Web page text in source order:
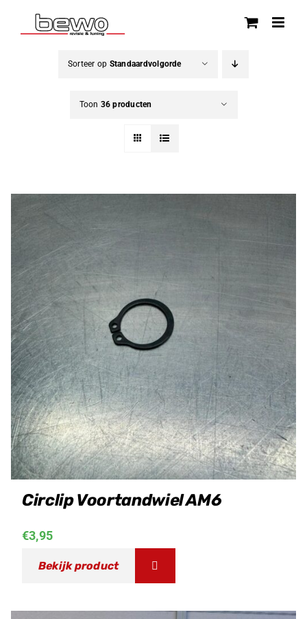
naar
Sorteer op Standaardvolgorde
Toon 36 producten
Circlip Voortandwiel AM6
€3,95
Bekijk product